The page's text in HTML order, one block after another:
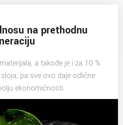
na prethodnu
a takođe je i za 10 %
pa sve ovo daje odlične
ekonomičnosti.